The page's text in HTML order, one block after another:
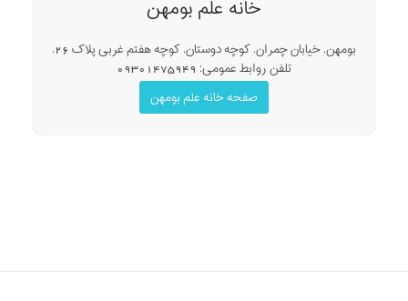
خانه علم بومهن
بومهن. خیابان چمران. کوچه دوستان. کوچه هفتم غربی پلاک 26.
تلفن روابط عمومی: 09301475949
صفحه خانه علم بومهن